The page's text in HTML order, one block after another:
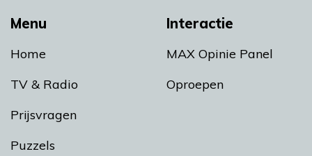
Menu
Home
TV & Radio
Prijsvragen
Puzzels
Interactie
MAX Opinie Panel
Oproepen